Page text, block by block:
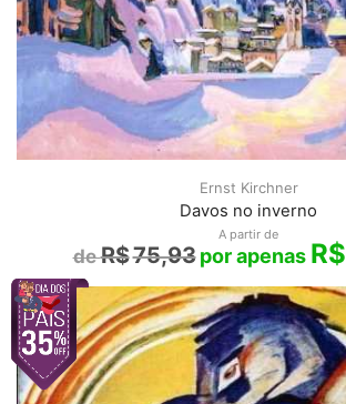
Ernst Kirchner
Davos no inverno
A partir de
R$75,93 R$